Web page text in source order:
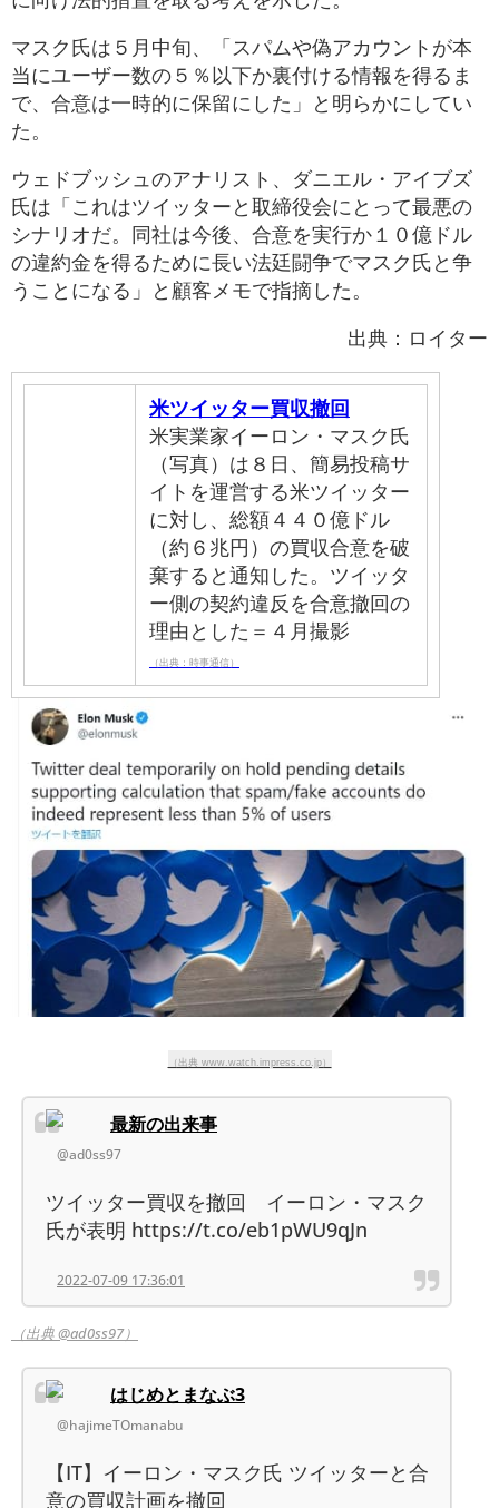
マスク氏は５月中旬、「スパムや偽アカウントが本
当にユーザー数の５％以下か裏付ける情報を得るま
で、合意は一時的に保留にした」と明らかにしてい
た。
ウェドブッシュのアナリスト、ダニエル・アイブズ
氏は「これはツイッターと取締役会にとって最悪の
シナリオだ。同社は今後、合意を実行か１０億ドル
の違約金を得るために長い法廷闘争でマスク氏と争
うことになる」と顧客メモで指摘した。
出典：ロイター
米ツイッター買収撤回
米実業家イーロン・マスク氏
（写真）は８日、簡易投稿サ
イトを運営する米ツイッター
に対し、総額４４０億ドル
（約６兆円）の買収合意を破
棄すると通知した。ツイッタ
ー側の契約違反を合意撤回の
理由とした＝４月撮影
（出典：時事通信）
（出典 www.watch.impress.co.jp）
最新の出来事
@ad0ss97
ツイッター買収を撤回 イーロン・マスク
氏が表明 https://t.co/eb1pWU9qJn
2022-07-09 17:36:01
（出典 @ad0ss97）
はじめとまなぶ3
@hajimeTOmanabu
【IT】イーロン・マスク氏 ツイッターと合
意の買収計画を撤回